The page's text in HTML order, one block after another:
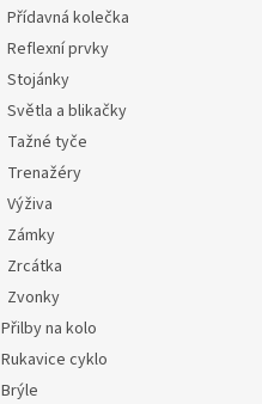
Přídavná kolečka
Reflexní prvky
Stojánky
Světla a blikačky
Tažné tyče
Trenažéry
Výživa
Zámky
Zrcátka
Zvonky
Přilby na kolo
Rukavice cyklo
Brýle